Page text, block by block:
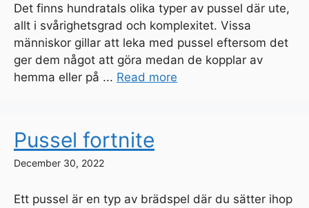
Det finns hundratals olika typer av pussel där ute,
allt i svårighetsgrad och komplexitet. Vissa
människor gillar att leka med pussel eftersom det
ger dem något att göra medan de kopplar av
hemma eller på ... Read more
Pussel fortnite
December 30, 2022
Ett pussel är en typ av brädspel där du sätter ihop